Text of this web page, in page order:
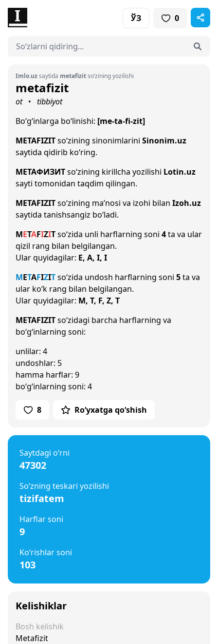
ЎЗ 0
Imlo.uzsaytida metafizitso‘zining yozilishi
metafizit
ot •
tibbiyot
Bo‘g‘inlarga bo‘linishi: [me-ta-fi-zit]
METAFIZITso‘zining sinonimlarini Sinonim.uz
saytida qidirib ko‘ring.
МЕТАФИЗИТso‘zining kirillcha yozilishi Lotin.uz
sayti tomonidan taqdim qilingan.
METAFIZITso‘zining ma’nosi va izohi bilan Izoh.uz
saytida tanishsangiz bo‘ladi.
METAFIZITso‘zida unli harflarning soni 4ta va ular
qizil rang bilan belgilangan.
Ular quyidagilar: E, A, I, I
METAFIZITso‘zida undosh harflarning soni 5ta va
ular ko‘k rang bilan belgilangan.
Ular quyidagilar: M, T, F, Z, T
METAFIZITso‘zidagi barcha harflarning va
bo‘g‘inlarning soni:
unlilar: 4
undoshlar: 5
hamma harflar: 9
bo‘g‘inlarning soni: 4
8 Ro‘yxatga qo‘shish
Saytdagi o‘rni
47302
So‘zning teskari yozilishi
tizifatem
Harflar soni
9
Ko‘rishlar soni
103
Kelishiklar
Bosh kelishik
Metafizit